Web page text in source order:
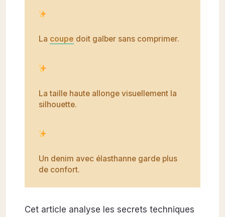
La coupe doit galber sans comprimer.
La taille haute allonge visuellement la
silhouette.
Un denim avec élasthanne garde plus
de confort.
Cet article analyse les secrets techniques